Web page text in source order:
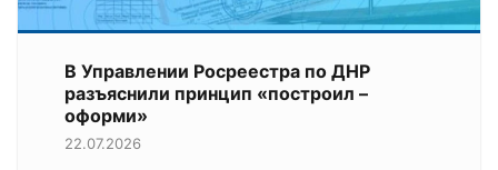
В Управлении Росреестра по ДНР
разъяснили принцип «построил –
оформи»
22.07.2026